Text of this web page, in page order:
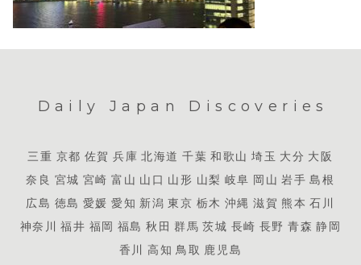
Daily Japan Discoveries
三重 京都 佐賀 兵庫 北海道 千葉 和歌山 埼玉 大分 大阪
奈良 宮城 宮崎 富山 山口 山形 山梨 岐阜 岡山 岩手 島根
広島 徳島 愛媛 愛知 新潟 東京 栃木 沖縄 滋賀 熊本 石川
神奈川 福井 福岡 福島 秋田 群馬 茨城 長崎 長野 青森 静岡
香川 高知 鳥取 鹿児島